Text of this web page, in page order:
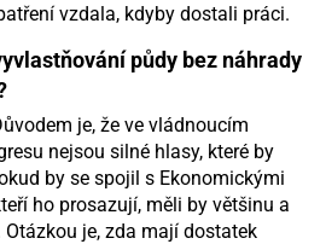
vzdala, kdyby dostali práci.
půdy bez náhrady
je, že ve vládnoucím
nejsou silné hlasy, které by
by se spojil s Ekonomickými
ho prosazují, měli by většinu a
je, zda mají dostatek